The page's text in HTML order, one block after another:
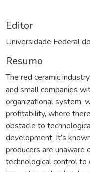
Editor
Universidade Federal
Resumo
The red ceramic
and small companies
organizational system,
profitability, where
obstacle to
development. It’s
producers are unaware
technological control to